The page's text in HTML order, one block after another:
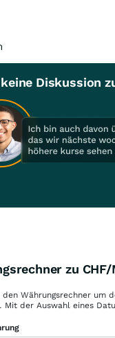
Diskussion
zu CHF/
den Währungsrechner um
Mit der Auswahl eines